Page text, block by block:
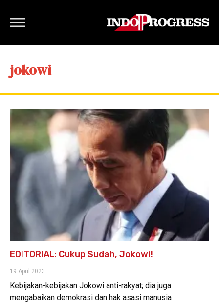
jokowi
EDITORIAL: Cukup Sudah, Jokowi!
19 April 2023
Kebijakan-kebijakan Jokowi anti-rakyat; dia juga
mengabaikan demokrasi dan hak asasi manusia